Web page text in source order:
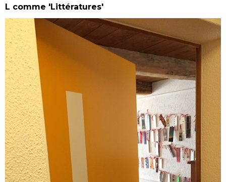
L comme 'Littératures'